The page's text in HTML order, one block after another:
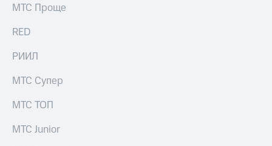
МТС Проще
RED
РИИЛ
МТС Супер
МТС ТОП
МТС Junior